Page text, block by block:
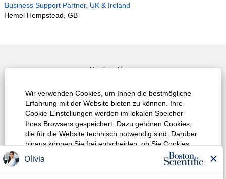
Wir verwenden Cookies, um Ihnen die bestmögliche
Erfahrung mit der Website bieten zu können. Ihre
Cookie-Einstellungen werden im lokalen Speicher
Ihres Browsers gespeichert. Dazu gehören Cookies,
die für die Website technisch notwendig sind. Darüber
hinaus können Sie frei entscheiden, ob Sie Cookies
akzeptieren, und dies jederzeit ändern. Sie können
auch Cookies zur Verbesserung der Website-Leistung
sowie Cookies zum Anzeigen von Inhalten, die auf Ihre
Business Support Partner, UK & Ireland
Hemel Hempstead, GB
Karriere Home
Top Job Suche
Alle Jobs / Stellen anzeigen
Datenschutzrichtlinie
Urheberrecht